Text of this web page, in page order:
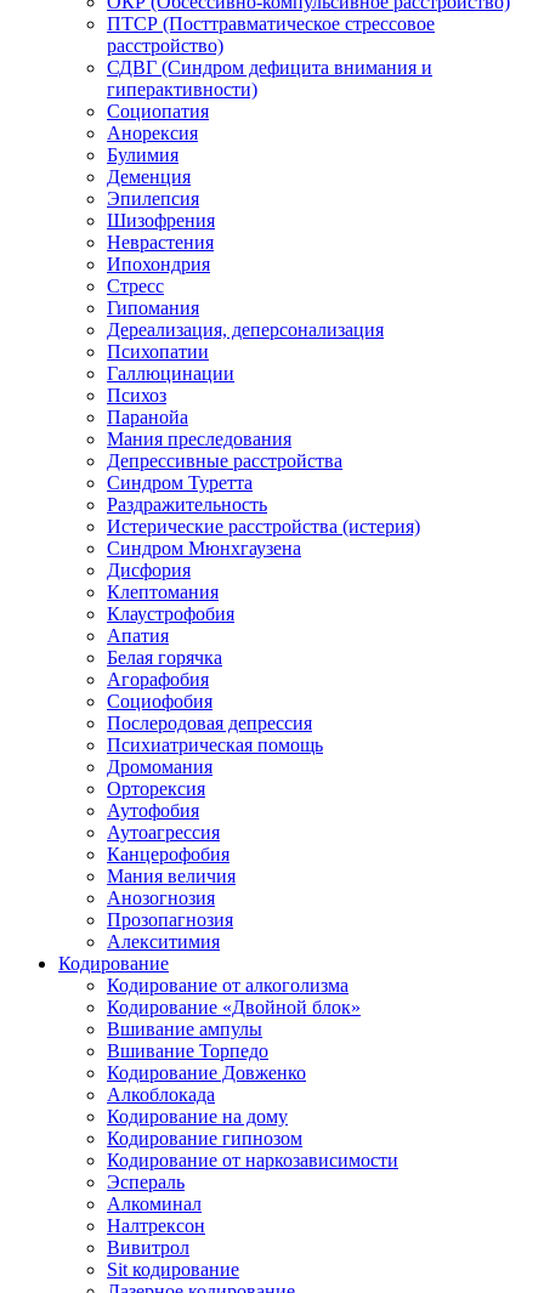
ПТСР (Посттравматическое стрессовое
расстройство)
СДВГ (Синдром дефицита внимания и
гиперактивности)
Социопатия
Анорексия
Булимия
Деменция
Эпилепсия
Шизофрения
Неврастения
Ипохондрия
Стресс
Гипомания
Дереализация, деперсонализация
Психопатии
Галлюцинации
Психоз
Паранойа
Мания преследования
Депрессивные расстройства
Синдром Туретта
Раздражительность
Истерические расстройства (истерия)
Синдром Мюнхгаузена
Дисфория
Клептомания
Клаустрофобия
Апатия
Белая горячка
Агорафобия
Социофобия
Послеродовая депрессия
Психиатрическая помощь
Дромомания
Орторексия
Аутофобия
Аутоагрессия
Канцерофобия
Мания величия
Анозогнозия
Прозопагнозия
Алекситимия
Кодирование
Кодирование от алкоголизма
Кодирование «Двойной блок»
Вшивание ампулы
Вшивание Торпедо
Кодирование Довженко
Алкоблокада
Кодирование на дому
Кодирование гипнозом
Кодирование от наркозависимости
Эспераль
Алкоминал
Налтрексон
Вивитрол
Sit кодирование